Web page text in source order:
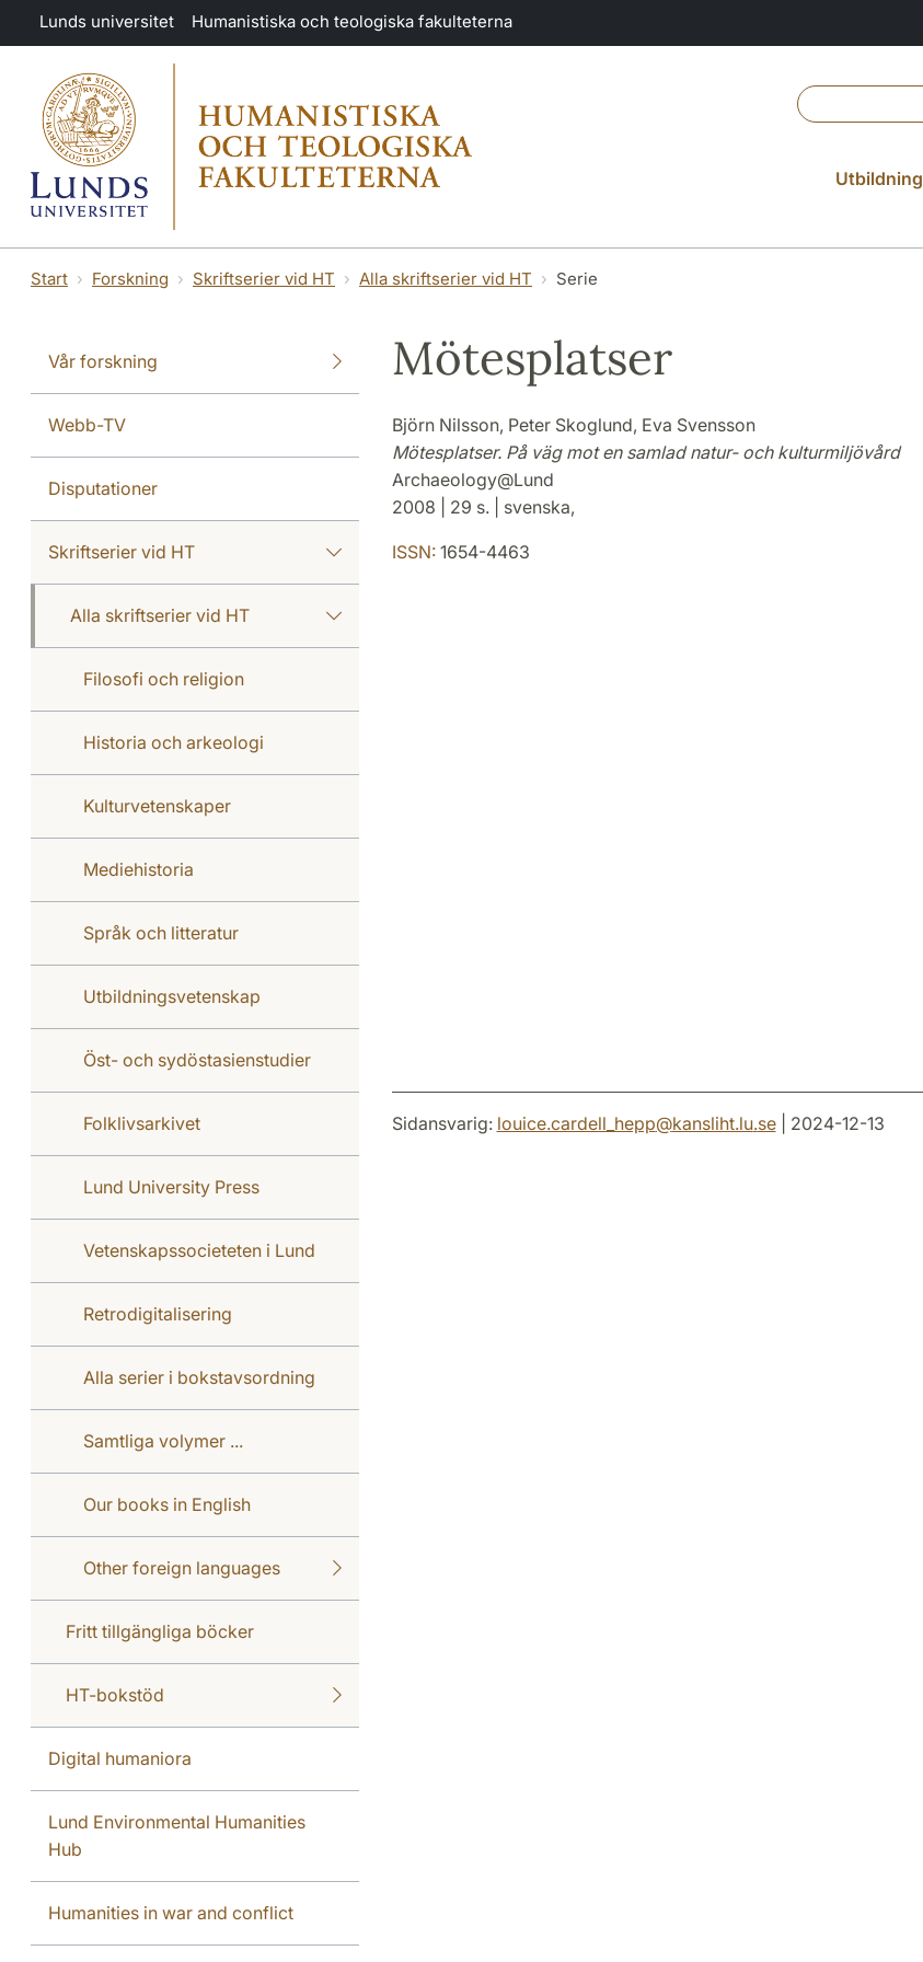
Hoppa till huvudinnehåll
Lunds universitet Humanistiska och teologiska fakulteterna
Utbildning
Start Forskning Skriftserier vid HT Alla skriftserier vid HT Serie
Vår forskning
Webb-TV
Disputationer
Skriftserier vid HT
Alla skriftserier vid HT
Filosofi och religion
Historia och arkeologi
Kulturvetenskaper
Mediehistoria
Språk och litteratur
Utbildningsvetenskap
Öst- och sydöstasienstudier
Folklivsarkivet
Lund University Press
Vetenskapssocieteten i Lund
Retrodigitalisering
Alla serier i bokstavsordning
Samtliga volymer ...
Our books in English
Other foreign languages
Fritt tillgängliga böcker
HT-bokstöd
Digital humaniora
Lund Environmental Humanities
Hub
Humanities in war and conflict
Mötesplatser
Björn Nilsson, Peter Skoglund, Eva Svensson
Mötesplatser. På väg mot en samlad natur- och kulturmiljövård
Archaeology@Lund
2008 | 29 s. | svenska,
ISSN:1654-4463
Sidansvarig: louice.cardell_hepp@kansliht.lu.se| 2024-12-13